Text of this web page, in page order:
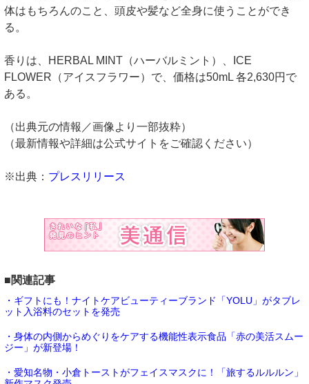
体はもちろんのこと、頭皮や髪など全身に使うことができ
る。
香りは、HERBAL MINT（ハーバルミント）、ICE
FLOWER（アイスフラワー）で、価格は50mL 各2,630円で
ある。
（出典元の情報／画像より一部抜粋）
（最新情報や詳細は公式サイトをご確認ください）
※出典： プレスリリース
■関連記事
・ギフトにも！ナイトケアビューティーブランド「YOLU」がタブレ
ット入浴料のセットを発売
・身体の内側からめぐりをケアする機能性表示食品「赤の美活スムー
ジー」が新登場！
・愛知名物・小倉トーストがフェイスマスクに！「旅するルルルン」